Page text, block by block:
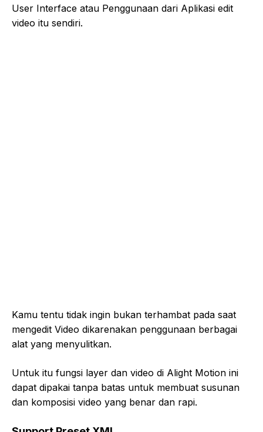
User Interface atau Penggunaan dari Aplikasi edit
video itu sendiri.
Kamu tentu tidak ingin bukan terhambat pada saat
mengedit Video dikarenakan penggunaan berbagai
alat yang menyulitkan.
Untuk itu fungsi layer dan video di Alight Motion ini
dapat dipakai tanpa batas untuk membuat susunan
dan komposisi video yang benar dan rapi.